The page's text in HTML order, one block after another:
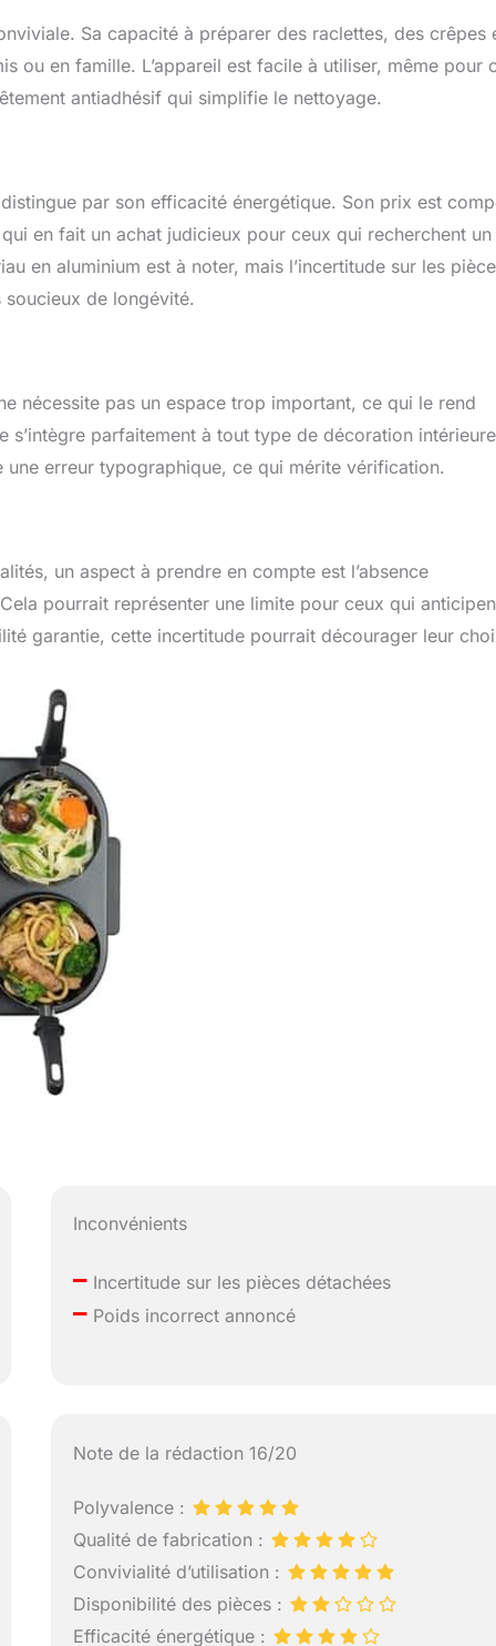
Sa capacité à préparer des raclettes, des crêpes
ou en famille. L’appareil est facile à utiliser, même pour
antiadhésif qui simplifie le nettoyage.
par son efficacité énergétique. Son prix est
en fait un achat judicieux pour ceux qui recherchent
en aluminium est à noter, mais l’incertitude sur les
de longévité.
nécessite pas un espace trop important, ce qui le rend
parfaitement à tout type de décoration
erreur typographique, ce qui mérite vérification.
un aspect à prendre en compte est l’absence
pourrait représenter une limite pour ceux qui
garantie, cette incertitude pourrait décourager leur
Inconvénients
– Incertitude sur les pièces détachées
– Poids incorrect annoncé
Note de la rédaction 16/20
Polyvalence :
Qualité de fabrication :
Convivialité d’utilisation :
Disponibilité des pièces :
Efficacité énergétique :